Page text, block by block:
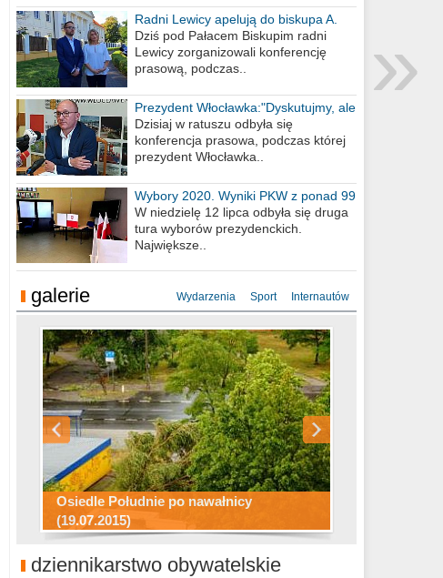
Radni Lewicy apelują do biskupa A.
Wiesława Meringa
Dziś pod Pałacem Biskupim radni
Lewicy zorganizowali konferencję
prasową, podczas..
Prezydent Włocławka:"Dyskutujmy, ale
nie obrażajmy się”
Dzisiaj w ratuszu odbyła się
konferencja prasowa, podczas której
prezydent Włocławka..
Wybory 2020. Wyniki PKW z ponad 99
procent obwodów
W niedzielę 12 lipca odbyła się druga
tura wyborów prezydenckich.
Największe..
galerie Wydarzenia Sport Internautów
Osiedle Południe po nawałnicy
(19.07.2015)
Wizytówka Włocławka
polowanie wigilijne 2014
Miasto kładzie się do snu .
Konkurs fotograficzny "Co to za
miejsca"
Ścieżka rowerowa w naszym mieście
dziennikarstwo obywatelskie
»